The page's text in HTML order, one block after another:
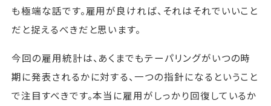
も極端な話です。雇用が良ければ、それはそれでいいこと
だと捉えるべきだと思います。
今回の雇用統計は、あくまでもテーパリングがいつの時
期に発表されるかに対する、一つの指針になるということ
で注目すべきです。本当に雇用がしっかり回復しているか